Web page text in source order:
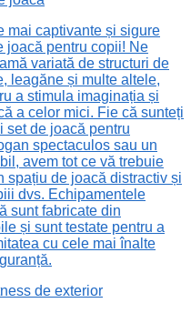
mai captivante și sigure
joacă pentru copii! Ne
variată de structuri de
leagăne și multe altele,
a stimula imaginația și
a celor mici. Fie că sunteți
set de joacă pentru
spectaculos sau un
avem tot ce vă trebuie
spațiu de joacă distractiv și
dvs. Echipamentele
sunt fabricate din
și sunt testate pentru a
cu cele mai înalte
de exterior